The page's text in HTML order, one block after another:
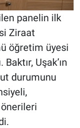
panelin ilk
Ziraat
öğretim üyesi
Uşak’ın
durumunu